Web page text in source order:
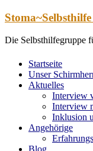
Zum
springen
Die Selbsthilfegruppe
Startseite
Unser
Aktuelles
Interview
Interview
Inklusion
Angehörige
Blog